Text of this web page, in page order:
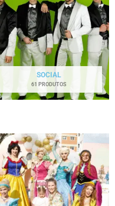
SOCIAL
61 PRODUTOS